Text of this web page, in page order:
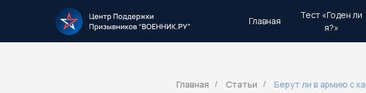
Тест «Годен ли
я?»
Главная
Главная / Статьи / Берут ли в армию с